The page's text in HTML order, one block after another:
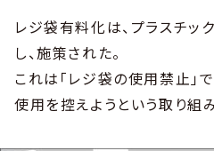
レジ袋有料化は、プラスチッ
し、施策された。
これは「レジ袋の使用禁止」
使用を控えようという取り組